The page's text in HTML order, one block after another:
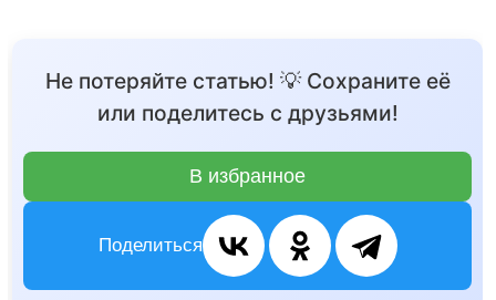
Не потеряйте статью! 💡 Сохраните её
или поделитесь с друзьями!
В избранное
Поделиться